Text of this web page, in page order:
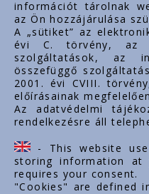
Fontos linkek
Rólunk
Dokumentumok
Kapcsolat
Karrier
Cég adatok
Tárhely adatok
Támogatások
információt tárolnak
az Ön hozzájárulása
A „sütiket” az
évi C. törvény, az
szolgáltatások, az
összefüggő
2001. évi CVIII.
előírásainak
Az adatvédelmi
rendelkezésre áll
- This website
storing information at
requires your consent.
"Cookies" are defined